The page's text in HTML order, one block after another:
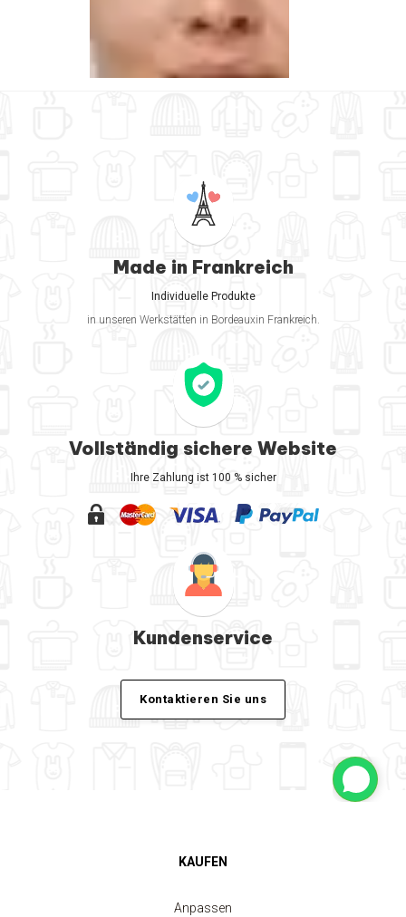
Made in Frankreich
Individuelle Produkte
in unseren Werkstätten in Bordeauxin Frankreich.
Vollständig sichere Website
Ihre Zahlung ist 100 % sicher
Kundenservice
Kontaktieren Sie uns
KAUFEN
Anpassen